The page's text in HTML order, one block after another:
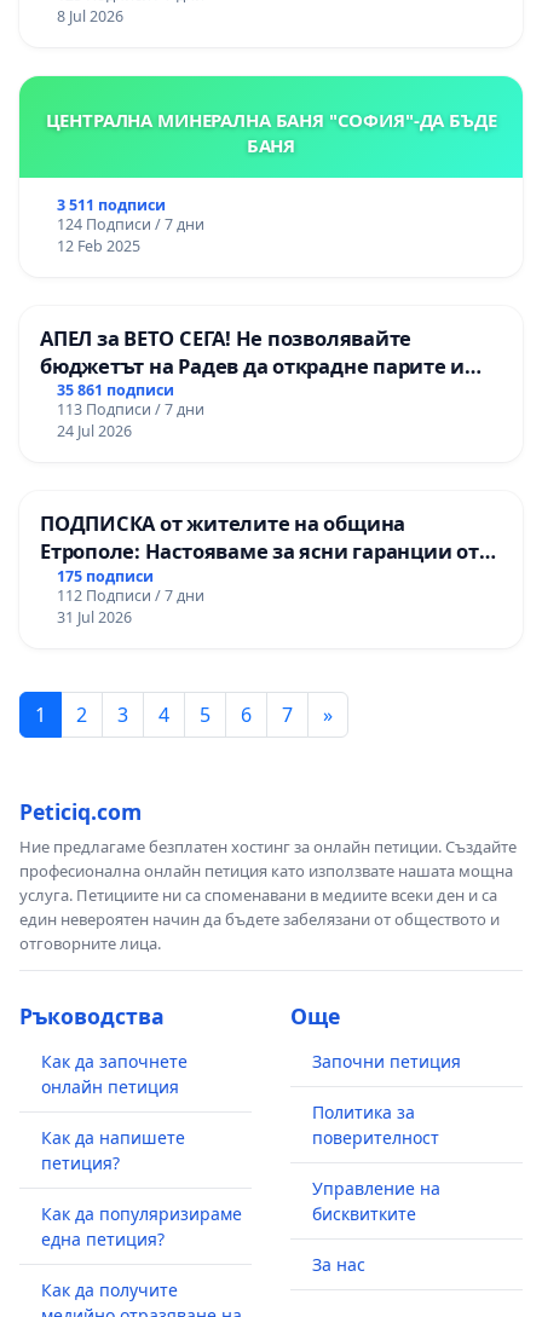
8 Jul 2026
ЦЕНТРАЛНА МИНЕРАЛНА БАНЯ "СОФИЯ"-ДА БЪДЕ
БАНЯ
3 511 подписи
124 Подписи / 7 дни
12 Feb 2025
АПЕЛ за ВЕТО СЕГА! Не позволявайте
бюджетът на Радев да открадне парите и
правата ни в тъмното
35 861 подписи
113 Подписи / 7 дни
24 Jul 2026
ПОДПИСКА от жителите на община
Етрополе: Настояваме за ясни гаранции от
“Елаците-МЕД” АД и от държавата, че ще се
изпълнят всички екологични норми!
175 подписи
112 Подписи / 7 дни
31 Jul 2026
1 2 3 4 5 6 7 »
Peticiq.com
Ние предлагаме безплатен хостинг за онлайн петиции. Създайте
професионална онлайн петиция като използвате нашата мощна
услуга. Петициите ни са споменавани в медиите всеки ден и са
един невероятен начин да бъдете забелязани от обществото и
отговорните лица.
Ръководства
Как да започнете
онлайн петиция
Как да напишете
петиция?
Как да популяризираме
една петиция?
Как да получите
Още
Започни петиция
Политика за
поверителност
Управление на
бисквитките
За нас